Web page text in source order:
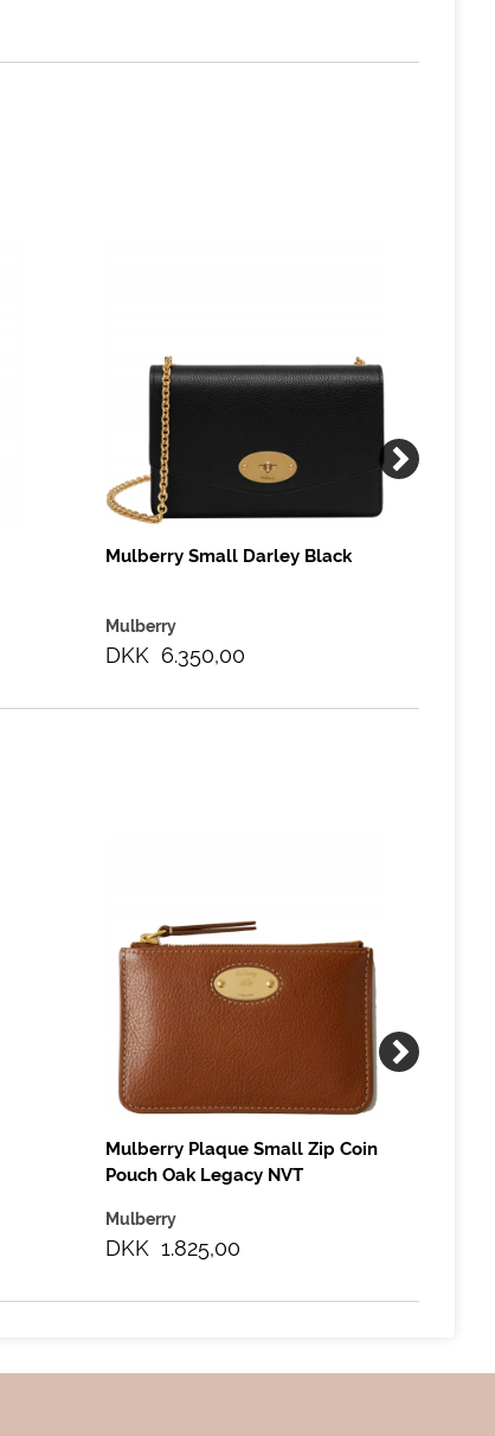
Mulberry Small Darley Black
Mulberry
DKK 6.350,00
Mulberry Plaque Small Zip Coin
Pouch Oak Legacy NVT
Mulberry
DKK 1.825,00